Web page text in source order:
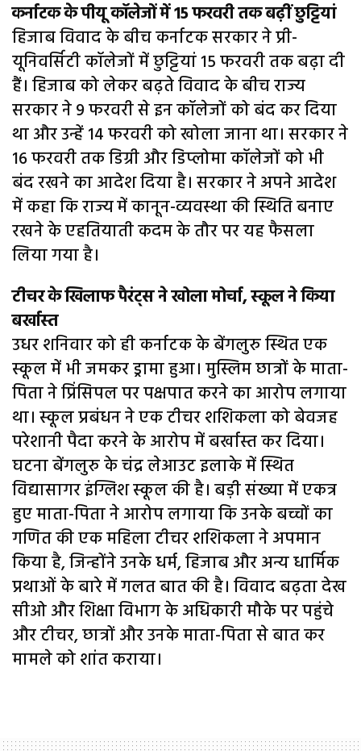
कर्नाटक के पीयू कॉलेजों में 15 फरवरी तक बढ़ीं छुट्टियां
हिजाब विवाद के बीच कर्नाटक सरकार ने प्री-
यूनिवर्सिटी कॉलेजों में छुट्टियां 15 फरवरी तक बढ़ा दी
हैं। हिजाब को लेकर बढ़ते विवाद के बीच राज्य
सरकार ने 9 फरवरी से इन कॉलेजों को बंद कर दिया
था और उन्हें 14 फरवरी को खोला जाना था। सरकार ने
16 फरवरी तक डिग्री और डिप्लोमा कॉलेजों को भी
बंद रखने का आदेश दिया है। सरकार ने अपने आदेश
में कहा कि राज्य में कानून-व्यवस्था की स्थिति बनाए
रखने के एहतियाती कदम के तौर पर यह फैसला
लिया गया है।
टीचर के खिलाफ पैरंट्स ने खोला मोर्चा, स्कूल ने किया
बर्खास्त
उधर शनिवार को ही कर्नाटक के बेंगलुरु स्थित एक
स्कूल में भी जमकर ड्रामा हुआ। मुस्लिम छात्रों के माता-
पिता ने प्रिंसिपल पर पक्षपात करने का आरोप लगाया
था। स्कूल प्रबंधन ने एक टीचर शशिकला को बेवजह
परेशानी पैदा करने के आरोप में बर्खास्त कर दिया।
घटना बेंगलुरु के चंद्र लेआउट इलाके में स्थित
विद्यासागर इंग्लिश स्कूल की है। बड़ी संख्या में एकत्र
हुए माता-पिता ने आरोप लगाया कि उनके बच्चों का
गणित की एक महिला टीचर शशिकला ने अपमान
किया है, जिन्होंने उनके धर्म, हिजाब और अन्य धार्मिक
प्रथाओं के बारे में गलत बात की है। विवाद बढ़ता देख
सीओ और शिक्षा विभाग के अधिकारी मौके पर पहुंचे
और टीचर, छात्रों और उनके माता-पिता से बात कर
मामले को शांत कराया।